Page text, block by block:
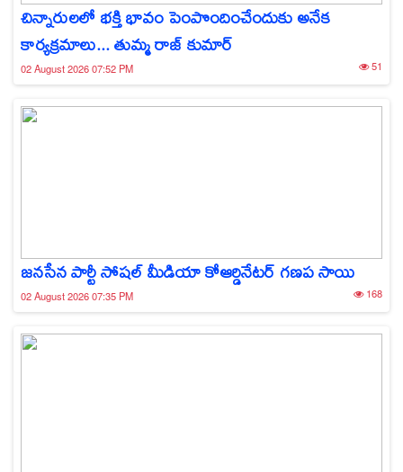
చిన్నారులలో భక్తి భావం పెంపొందించేందుకు అనేక
కార్యక్రమాలు... తుమ్మ రాజ్ కుమార్
02 August 2026 07:52 PM 51
జనసేన పార్టీ సోషల్ మీడియా కోఆర్డినేటర్ గణప సాయి
02 August 2026 07:35 PM 168